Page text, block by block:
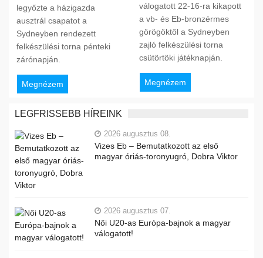
legyőzte a házigazda
ausztrál csapatot a
Sydneyben rendezett
felkészülési torna pénteki
zárónapján.
Megnézem
válogatott 22-16-ra kikapott
a vb- és Eb-bronzérmes
görögöktől a Sydneyben
zajló felkészülési torna
csütörtöki játéknapján.
Megnézem
LEGFRISSEBB HÍREINK
2026 augusztus 08.
Vizes Eb – Bemutatkozott az első
magyar óriás-toronyugró, Dobra Viktor
2026 augusztus 07.
Női U20-as Európa-bajnok a magyar
válogatott!